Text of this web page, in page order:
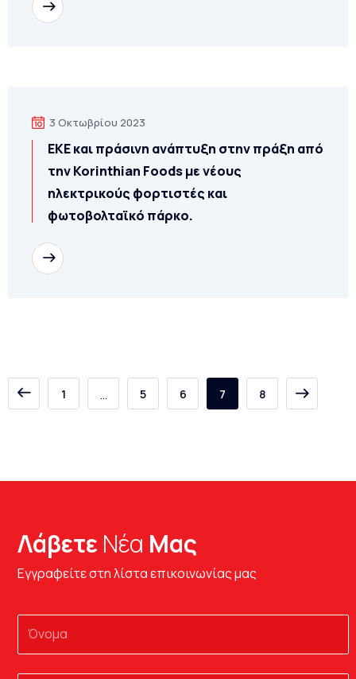
3 Οκτωβρίου 2023
ΕΚΕ και πράσινη ανάπτυξη στην πράξη από
την Korinthian Foods με νέους
ηλεκτρικούς φορτιστές και
φωτοβολταϊκό πάρκο.
1 … 5 6 7 8
ΛάβετεΝέα Μας
Εγγραφείτε στη λίστα επικοινωνίας μας